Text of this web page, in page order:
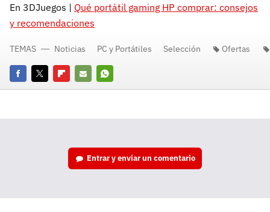
En 3DJuegos | Qué portátil gaming HP comprar: consejos
y recomendaciones
FacebookTwitterFlipboard
E-
Whatsapp
TEMAS Noticias PC y Portátiles Selección Ofertas
Entrar y enviar un comentario